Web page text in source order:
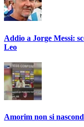
Addio a Jorge Messi:
Leo
Amorim non si